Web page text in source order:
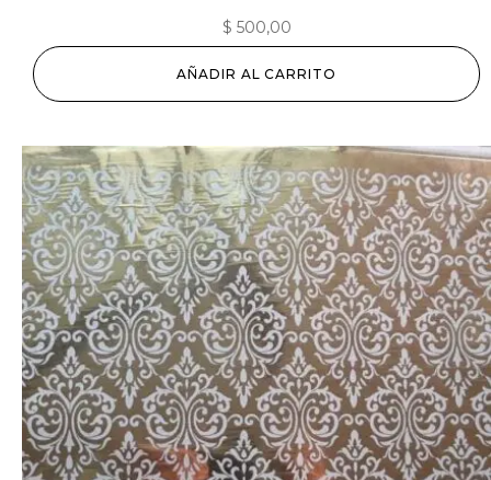
$ 500,00
AÑADIR AL CARRITO